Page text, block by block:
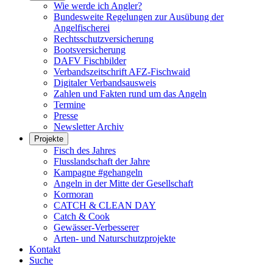
Wie werde ich Angler?
Bundesweite Regelungen zur Ausübung der
Angelfischerei
Rechtsschutzversicherung
Bootsversicherung
DAFV Fischbilder
Verbandszeitschrift AFZ-Fischwaid
Digitaler Verbandsausweis
Zahlen und Fakten rund um das Angeln
Termine
Presse
Newsletter Archiv
Projekte
Fisch des Jahres
Flusslandschaft der Jahre
Kampagne #gehangeln
Angeln in der Mitte der Gesellschaft
Kormoran
CATCH & CLEAN DAY
Catch & Cook
Gewässer-Verbesserer
Arten- und Naturschutzprojekte
Kontakt
Suche